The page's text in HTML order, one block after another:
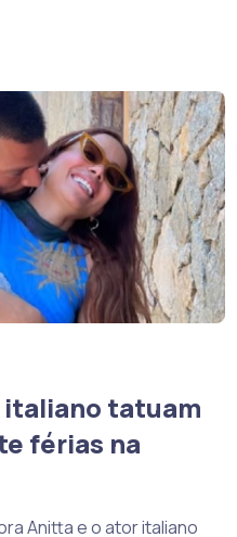
tatuam
férias na
Anitta e o ator italiano